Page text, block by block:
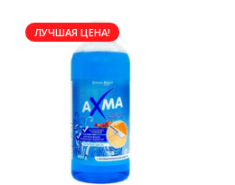
ЛУЧШАЯ ЦЕНА!